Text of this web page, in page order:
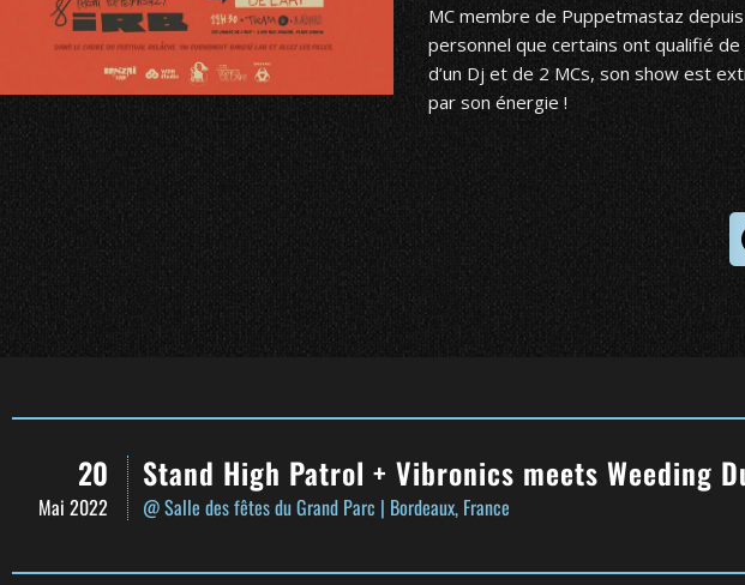
MC membre de Puppetmastaz
personnel que certains ont qualifié de
d’un Dj et de 2 MCs, son show est
par son énergie !
20
Mai 2022
Stand High Patrol + Vibronics meets Weeding
@ Salle des fêtes du Grand Parc | Bordeaux, France